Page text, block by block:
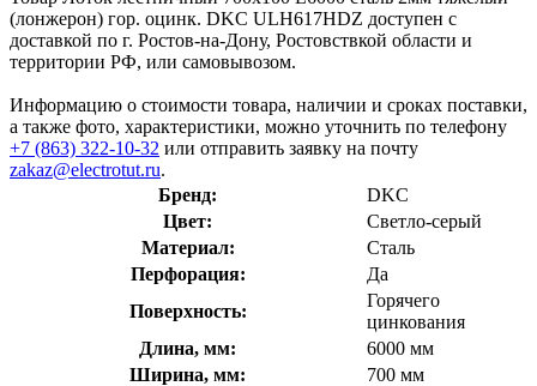
(лонжерон) гор. оцинк. DKC ULH617HDZ доступен с
доставкой по г. Ростов-на-Дону, Ростовствкой области и
территории РФ, или самовывозом.
Информацию о стоимости товара, наличии и сроках поставки,
а также фото, характеристики, можно уточнить по телефону
+7 (863) 322-10-32 или отправить заявку на почту
zakaz@electrotut.ru.
Бренд:
DKC
Цвет:
Светло-серый
Материал:
Сталь
Перфорация:
Да
Поверхность:
Горячего
цинкования
Длина, мм:
6000 мм
Ширина, мм:
700 мм